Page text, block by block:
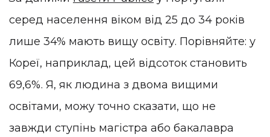
серед населення віком від 25 до 34 років
лише 34% мають вищу освіту. Порівняйте: у
Кореї, наприклад, цей відсоток становить
69,6%. Я, як людина з двома вищими
освітами, можу точно сказати, що не
завжди ступінь магістра або бакалавра